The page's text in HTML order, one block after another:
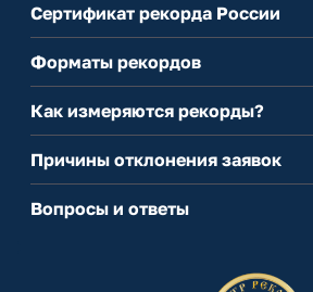
Сертификат рекорда России
Форматы рекордов
Как измеряются рекорды?
Причины отклонения заявок
Вопросы и ответы